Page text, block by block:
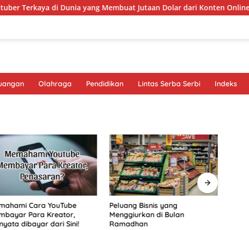
Terkaya di Dunia yang Membuat Jutaan Dolar dari Konten Online
Olahraga Pendidikan Lintas Serba Serbi Indeks
Cara YouTube
Para Kreator,
dibayar dari Sini!
Peluang Bisnis yang
Menggiurkan di Bulan
Ramadhan